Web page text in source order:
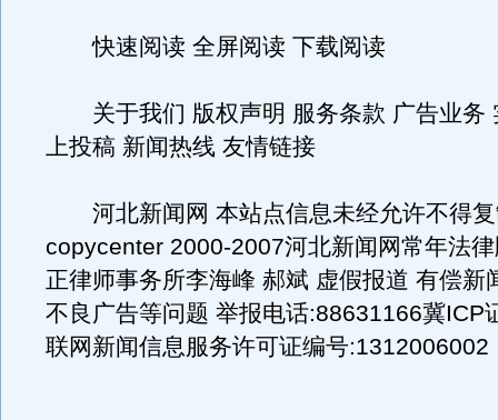
快速阅读 全屏阅读 下载阅读
关于我们 版权声明 服务条款 广告业务
上投稿 新闻热线 友情链接
河北新闻网 本站点信息未经允许不得复
copycenter 2000-2007河北新闻网常年法
正律师事务所李海峰 郝斌 虚假报道 有偿新
不良广告等问题 举报电话:88631166冀ICP
联网新闻信息服务许可证编号:1312006002